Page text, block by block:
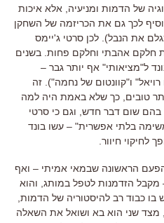
של הדמות ומניעיה, אלא איכות
לכך גם את הכריזמה של השחקן
את הנבל). לכן סרטי ג'יימס
חלקם אהבתי וחלקם פחות. בשנים
ל"מציאותי" אף יותר גבר –
רויאל" ו"קוונטום של נחמה"). זה
טובים, כך שלא באמת היה למה
שום דבר חדש, וגם כי סרטי
בלתי אפשרית" – עשו בונד
לחיקוי חיוור.
הראשונה שבמאי אמיתי – ואף
מקבל הזדמנות לטפל במותג, והוא
כבוד רב להיסטוריה של הדמות,
מצד שני הוא בא ושואל את השאלה